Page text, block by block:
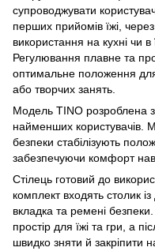
супроводжувати
перших прийомів їжі,
використання на кухні чи в
Регулювання плавне та
оптимальне положення
або творчих занять.
Модель TINO розроблена
найменших користувачів.
безпеки стабілізують
забезпечуючи комфорт
Стілець готовий до
комплект входять столик
вкладка та ремені
простір для їжі та гри, а
швидко зняти й закріпити